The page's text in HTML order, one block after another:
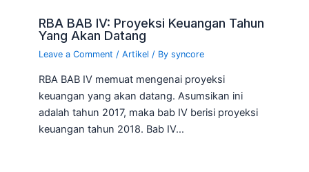
RBA BAB IV: Proyeksi Keuangan Tahun
Yang Akan Datang
Leave a Comment /Artikel / Bysyncore
RBA BAB IV memuat mengenai proyeksi
keuangan yang akan datang. Asumsikan ini
adalah tahun 2017, maka bab IV berisi proyeksi
keuangan tahun 2018. Bab IV…